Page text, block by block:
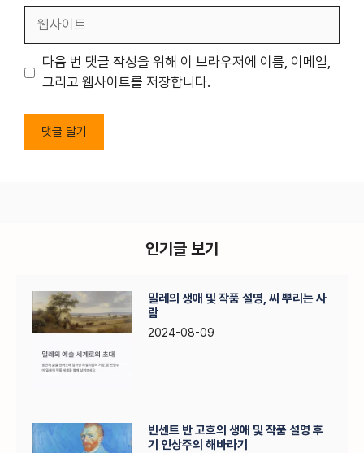
일
트
다음 번 댓글 작성을 위해 이 브라우저에 이름, 이메일,
그리고 웹사이트를 저장합니다.
인기글 보기
밀레의 생애 및 작품 설명, 씨 뿌리는 사
람
2024-08-09
빈센트 반 고흐의 생애 및 작품 설명 후
기 인상주의 해바라기